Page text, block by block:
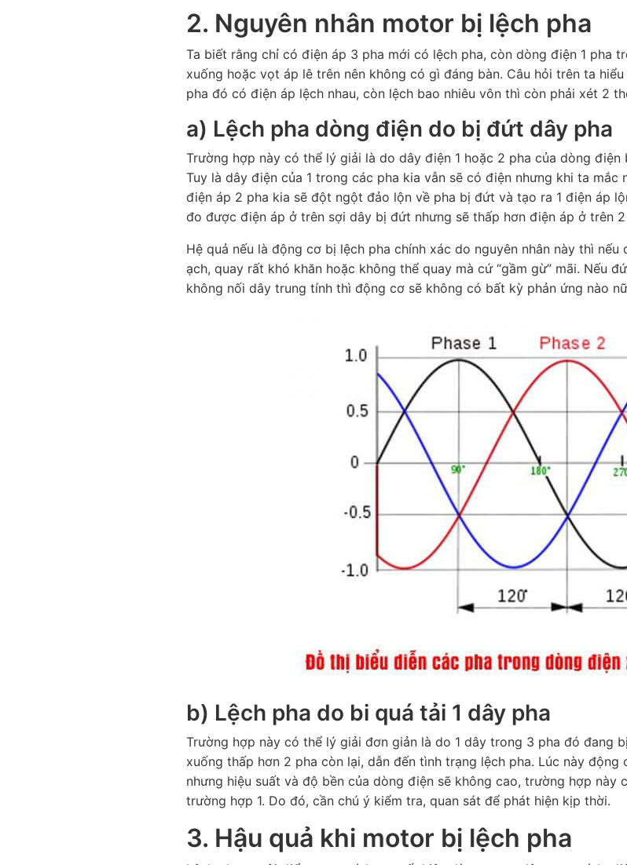
2. Nguyên nhân motor bị lệch pha
Ta biết rằng chỉ có điện áp 3 pha mới có lệch pha, còn dòng điện 1 pha
xuống hoặc vọt áp lê trên nên không có gì đáng bàn. Câu hỏi trên ta
pha đó có điện áp lệch nhau, còn lệch bao nhiêu vôn thì còn phải xét 2
a) Lệch pha dòng điện do bị đứt dây pha
Trường hợp này có thể lý giải là do dây điện 1 hoặc 2 pha của dòng
Tuy là dây điện của 1 trong các pha kia vẫn sẽ có điện nhưng khi ta mắc
điện áp 2 pha kia sẽ đột ngột đảo lộn về pha bị đứt và tạo ra 1 điện áp
đo được điện áp ở trên sợi dây bị đứt nhưng sẽ thấp hơn điện áp ở trên
Hệ quả nếu là động cơ bị lệch pha chính xác do nguyên nhân này thì
ạch, quay rất khó khăn hoặc không thể quay mà cứ “gầm gừ” mãi. Nếu
không nối dây trung tính thì động cơ sẽ không có bất kỳ phản ứng nào
b) Lệch pha do bi quá tải 1 dây pha
Trường hợp này có thể lý giải đơn giản là do 1 dây trong 3 pha đó đang
xuống thấp hơn 2 pha còn lại, dẫn đến tình trạng lệch pha. Lúc này
nhưng hiệu suất và độ bền của dòng điện sẽ không cao, trường hợp này
trường hợp 1. Do đó, cần chú ý kiểm tra, quan sát để phát hiện kịp thời.
3. Hậu quả khi motor bị lệch pha